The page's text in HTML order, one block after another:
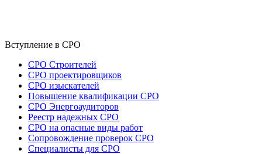
Вступление в СРО
СРО Строителей
СРО проектировщиков
СРО изыскателей
Повышение квалификации СРО
СРО Энергоаудиторов
Реестр надежных СРО
СРО на опасные виды работ
Сопровождение проверок СРО
Специалисты для СРО